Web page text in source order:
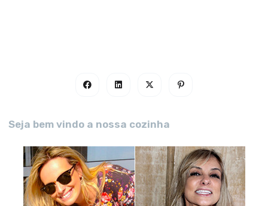
Seja bem vindo a nossa cozinha